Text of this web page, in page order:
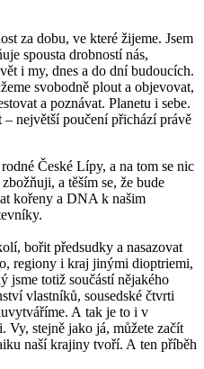
za dobu, ve které žijeme. Jsem
spousta drobností nás,
i my, dnes a do dní budoucích.
svobodně plout a objevovat,
a poznávat. Planetu i sebe.
největší poučení přichází právě
České Lípy, a na tom se nic
a těším se, že bude
kořeny a DNA k našim
bořit předsudky a nasazovat
regiony i kraj jinými dioptriemi,
jsme totiž součástí nějakého
vlastníků, sousedské čtvrti
A tak je to i v
Vy, stejně jako já, můžete začít
naší krajiny tvoří. A ten příběh